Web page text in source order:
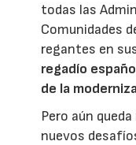
todas las
Comunidades
regantes en
regadío
de la
Pero aún
nuevos